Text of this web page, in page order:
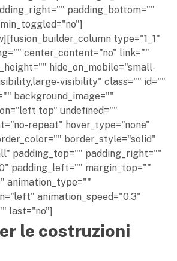
padding_bottom=""
type="1_1"
center_content="no" link=""
hide_on_mobile="small-
visibility" class="" id=""
background_image=""
top" undefined=""
repeat" hover_type="none"
border_style="solid"
padding_top="" padding_right=""
padding_left="" margin_top=""
animation_type=""
animation_speed="0.3"
last="no"]
le costruzioni